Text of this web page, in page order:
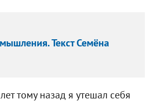
Текст Семёна
тому назад я утешал себя